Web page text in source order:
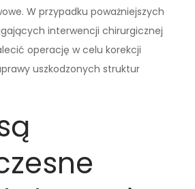
W przypadku poważniejszych
interwencji chirurgicznej
operację w celu korekcji
uszkodzonych struktur